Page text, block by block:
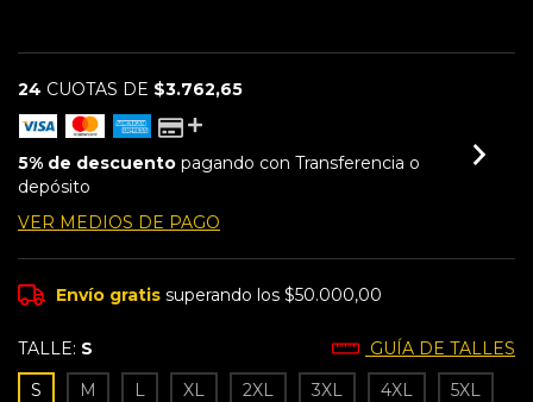
24 CUOTAS DE $3.762,65
5% de descuento pagando con Transferencia o
depósito
VER MEDIOS DE PAGO
Envío gratis superando los$50.000,00
TALLE: S
GUÍA DE TALLES
S
M L XL 2XL 3XL 4XL 5XL